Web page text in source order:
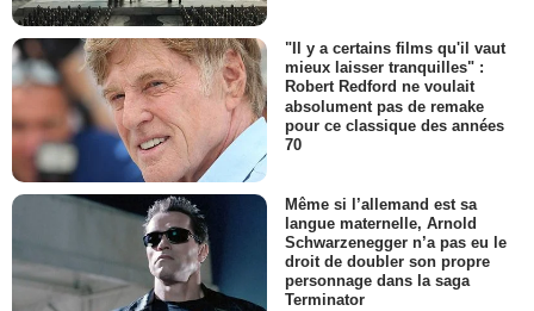
"Il y a certains films qu'il vaut
mieux laisser tranquilles" :
Robert Redford ne voulait
absolument pas de remake
pour ce classique des années
70
Même si l’allemand est sa
langue maternelle, Arnold
Schwarzenegger n’a pas eu le
droit de doubler son propre
personnage dans la saga
Terminator